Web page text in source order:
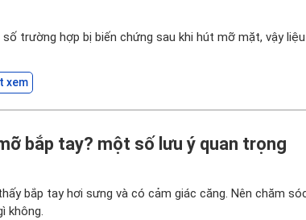
trường hợp bị biến chứng sau khi hút mỡ mặt, vậy
xem
bắp tay? một số lưu ý quan trọng
bắp tay hơi sưng và có cảm giác căng. Nên chăm
không.